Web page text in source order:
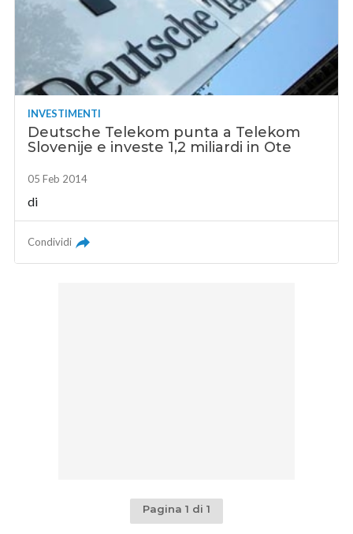
INVESTIMENTI
Deutsche Telekom punta a Telekom
Slovenije e investe 1,2 miliardi in Ote
05 Feb 2014
di
Condividi
Pagina 1 di 1